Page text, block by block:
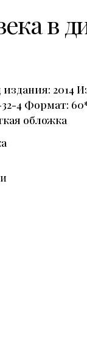
в
2014
4 Формат:
обложка